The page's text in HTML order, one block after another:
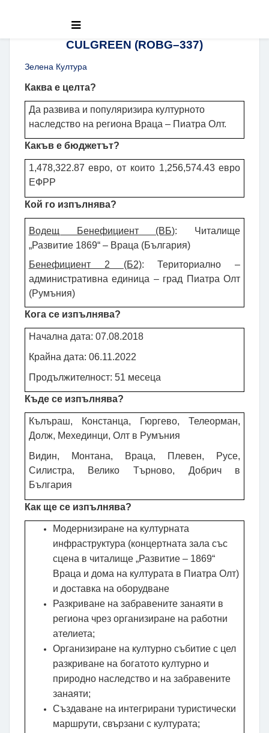
CULGREEN (ROBG–337)
Зелена Култура
Каква е целта?
Да развива и популяризира културното
наследство на региона Враца – Пиатра Олт.
Какъв е бюджетът?
1,478,322.87 евро, от които 1,256,574.43евро
ЕФРР
Кой го изпълнява?
Водещ Бенефициент (ВБ): Читалище
„Развитие 1869“ – Враца (България)
Бенефициент 2 (Б2):Териториално –
административна единица – град Пиатра Олт
(Румъния)
Кога се изпълнява?
Начална дата: 07.08.2018
Крайна дата: 06.11.2022
Продължителност: 51 месеца
Къде се изпълнява?
Кълъраш, Констанца, Гюргево, Телеорман,
Долж, Мехединци, Олт в Румъния
Видин, Монтана, Враца, Плевен, Русе,
Силистра, Велико Търново, Добрич в
България
Как ще се изпълнява?
Модернизиране на културната
инфраструктура (концертната зала със
сцена в читалище „Развитие – 1869“
Враца и дома на културата в Пиатра Олт)
и доставка на оборудване
Разкриване на забравените занаяти в
региона чрез организиране на работни
ателиета;
Организиране на културно събитие с цел
разкриване на богатото културно и
природно наследство и на забравените
занаяти;
Създаване на интегрирани туристически
маршрути, свързани с културата;